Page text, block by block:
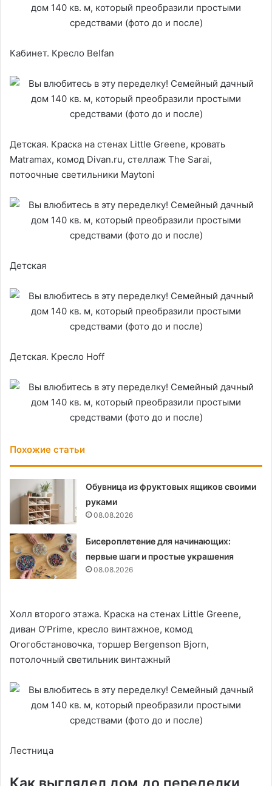
Кабинет. Кресло Belfan
Детская. Краска на стенах Little Greene, кровать
Matramax, комод Divan.ru, стеллаж The Sarai,
потоочные светильники Maytoni
Детская
Детская. Кресло Hoff
Похожие статьи
Обувница из фруктовых ящиков своими
руками
08.08.2026
Бисероплетение для начинающих:
первые шаги и простые украшения
08.08.2026
Холл второго этажа. Краска на стенах Little Greene,
диван O’Prime, кресло винтажное, комод
Огогобстановочка, торшер Bergenson Bjorn,
потолочный светильник винтажный
Лестница